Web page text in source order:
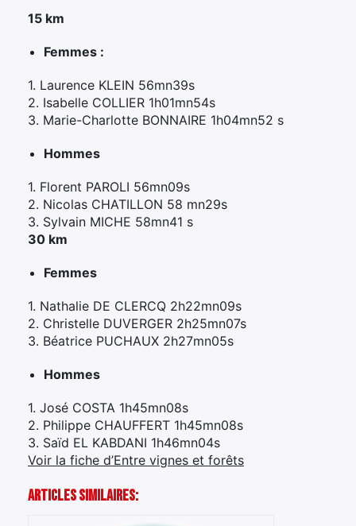
15 km
Femmes :
1. Laurence KLEIN 56mn39s
2. Isabelle COLLIER 1h01mn54s
3. Marie-Charlotte BONNAIRE 1h04mn52 s
Hommes
1. Florent PAROLI 56mn09s
2. Nicolas CHATILLON 58 mn29s
3. Sylvain MICHE 58mn41 s
30 km
Femmes
1. Nathalie DE CLERCQ 2h22mn09s
2. Christelle DUVERGER 2h25mn07s
3. Béatrice PUCHAUX 2h27mn05s
Hommes
1. José COSTA 1h45mn08s
2. Philippe CHAUFFERT 1h45mn08s
3. Saïd EL KABDANI 1h46mn04s
Voir la fiche d’Entre vignes et forêts
Articles Similaires: